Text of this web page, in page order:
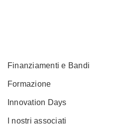
Finanziamenti e Bandi
Formazione
Innovation Days
I nostri associati